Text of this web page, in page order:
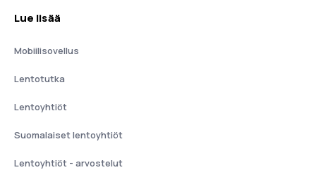
Lue lisää
Mobiilisovellus
Lentotutka
Lentoyhtiöt
Suomalaiset lentoyhtiöt
Lentoyhtiöt - arvostelut